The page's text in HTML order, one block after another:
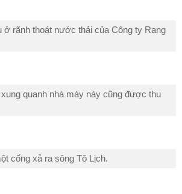
ở rãnh thoát nước thải của Công ty Rạng
quanh nhà máy này cũng được thu
cống xả ra sông Tô Lịch.